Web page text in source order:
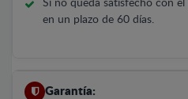
Si no queda satisfecho con
en un plazo de 60 días.
Garantía: